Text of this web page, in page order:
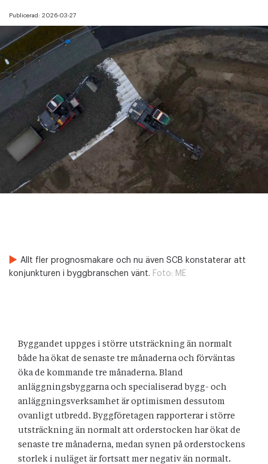
Publicerad: 2026-03-27
Allt fler prognosmakare och nu även SCB konstaterar att
konjunkturen i byggbranschen vänt. Foto: ME
Byggandet uppges i större utsträckning än normalt
både ha ökat de senaste tre månaderna och förväntas
öka de kommande tre månaderna. Bland
anläggningsbyggarna och specialiserad bygg- och
anläggningsverksamhet är optimismen dessutom
ovanligt utbredd. Byggföretagen rapporterar i större
utsträckning än normalt att orderstocken har ökat de
senaste tre månaderna, medan synen på orderstockens
storlek i nuläget är fortsatt mer negativ än normalt.